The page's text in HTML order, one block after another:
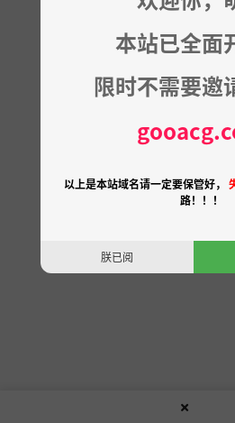
本站已全面
限时不需要邀
以上是本站域名请一定要保管好，
路！！！
朕已阅